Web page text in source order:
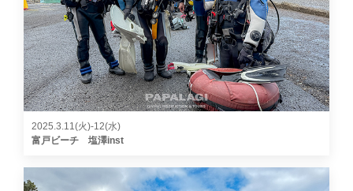
2025.3.11(火)-12(水)
富戸ビーチ 塩澤inst